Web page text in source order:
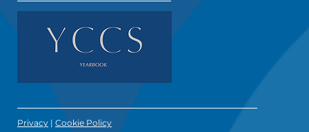
Privacy | Cookie Policy